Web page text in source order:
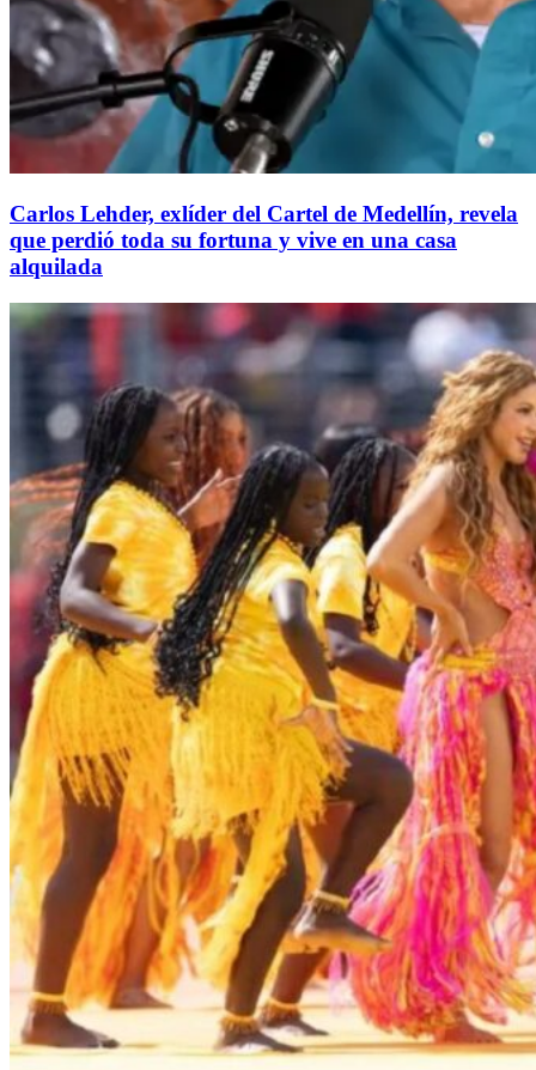
Carlos Lehder, exlíder del Cartel de Medellín, revela
que perdió toda su fortuna y vive en una casa
alquilada